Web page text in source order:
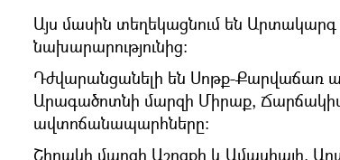
Այս մասին տեղեկացնում են
նախարարությունից:
Դժվարանցանելի են Սոթք-Քարվաճառ
Արագածոտնի մարզի Միրաք, Ճարճակիս
ավտոճանապարհները:
Շիրակի մարզի Աշոցքի և Ամասիայի,